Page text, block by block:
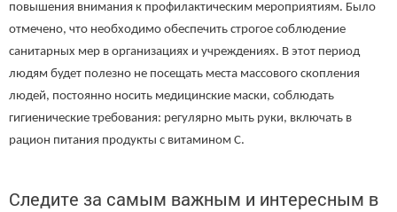
повышения внимания к профилактическим мероприятиям. Было
отмечено, что необходимо обеспечить строгое соблюдение
санитарных мер в организациях и учреждениях. В этот период
людям будет полезно не посещать места массового скопления
людей, постоянно носить медицинские маски, соблюдать
гигиенические требования: регулярно мыть руки, включать в
рацион питания продукты с витамином С.
Следите за самым важным и интересным в